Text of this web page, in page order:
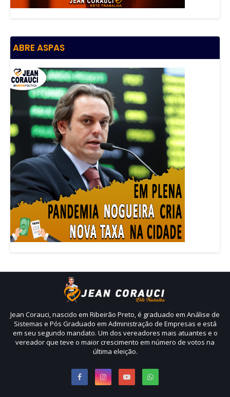
ABRE ASPAS
Jean Corauci, nascido em Ribeirão Preto, é graduado em Análise de
Sistemas e Pós Graduado em Administração de Empresas e está
em seu segundo mandato. Um dos vereadores mais atuantes e o
vereador que teve o maior crescimento em número de votos na
última eleição.